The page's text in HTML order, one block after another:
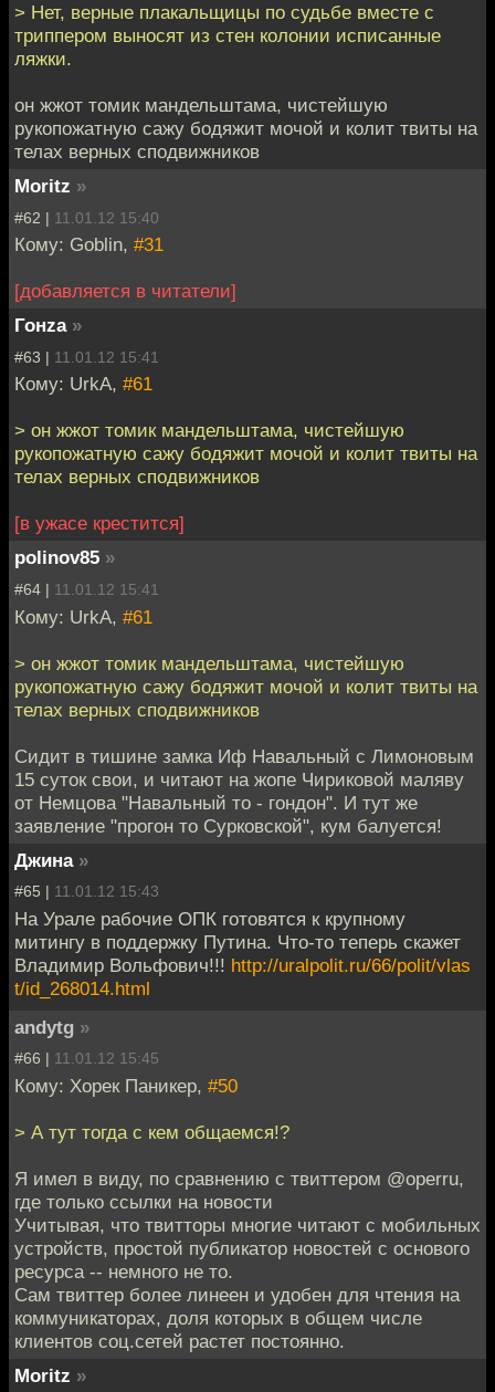
> Нет, верные плакальщицы по судьбе вместе с
триппером выносят из стен колонии исписанные
ляжки.
он жжот томик мандельштама, чистейшую
рукопожатную сажу бодяжит мочой и колит твиты на
телах верных сподвижников
Moritz »
#62 | 11.01.12 15:40
Кому: Goblin, #31
[добавляется в читатели]
Гонzа »
#63 | 11.01.12 15:41
Кому: UrkA, #61
> он жжот томик мандельштама, чистейшую
рукопожатную сажу бодяжит мочой и колит твиты на
телах верных сподвижников
[в ужасе крестится]
polinov85 »
#64 | 11.01.12 15:41
Кому: UrkA, #61
> он жжот томик мандельштама, чистейшую
рукопожатную сажу бодяжит мочой и колит твиты на
телах верных сподвижников
Сидит в тишине замка Иф Навальный с Лимоновым
15 суток свои, и читают на жопе Чириковой маляву
от Немцова "Навальный то - гондон". И тут же
заявление "прогон то Сурковской", кум балуется!
Джина »
#65 | 11.01.12 15:43
На Урале рабочие ОПК готовятся к крупному
митингу в поддержку Путина. Что-то теперь скажет
Владимир Вольфович!!! http://uralpolit.ru/66/polit/vlas
t/id_268014.html
andytg »
#66 | 11.01.12 15:45
Кому: Хорек Паникер, #50
> А тут тогда с кем общаемся!?
Я имел в виду, по сравнению с твиттером @operru,
где только ссылки на новости
Учитывая, что твитторы многие читают с мобильных
устройств, простой публикатор новостей с основого
ресурса -- немного не то.
Сам твиттер более линеен и удобен для чтения на
коммуникаторах, доля которых в общем числе
клиентов соц.сетей растет постоянно.
Moritz »